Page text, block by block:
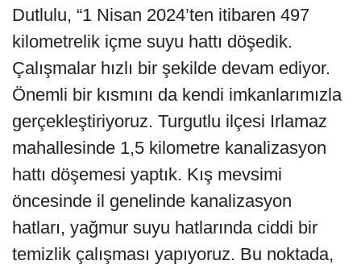
Dutlulu, “1 Nisan 2024’ten itibaren 497
kilometrelik içme suyu hattı döşedik.
Çalışmalar hızlı bir şekilde devam ediyor.
Önemli bir kısmını da kendi imkanlarımızla
gerçekleştiriyoruz. Turgutlu ilçesi Irlamaz
mahallesinde 1,5 kilometre kanalizasyon
hattı döşemesi yaptık. Kış mevsimi
öncesinde il genelinde kanalizasyon
hatları, yağmur suyu hatlarında ciddi bir
temizlik çalışması yapıyoruz. Bu noktada,